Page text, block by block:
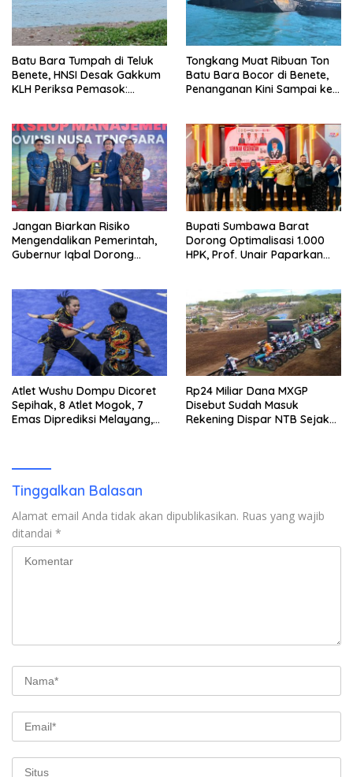
Batu Bara Tumpah di Teluk
Benete, HNSI Desak Gakkum
KLH Periksa Pemasok:
Tongkang Muat Ribuan Ton
Batu Bara Bocor di Benete,
Penanganan Kini Sampai ke
Jangan Biarkan Risiko
Mengendalikan Pemerintah,
Gubernur Iqbal Dorong
Bupati Sumbawa Barat
Dorong Optimalisasi 1.000
HPK, Prof. Unair Paparkan
Atlet Wushu Dompu Dicoret
Sepihak, 8 Atlet Mogok, 7
Emas Diprediksi Melayang,
Rp24 Miliar Dana MXGP
Disebut Sudah Masuk
Rekening Dispar NTB Sejak
Tinggalkan Balasan
Alamat email Anda tidak akan dipublikasikan. Ruas yang wajib
ditandai *